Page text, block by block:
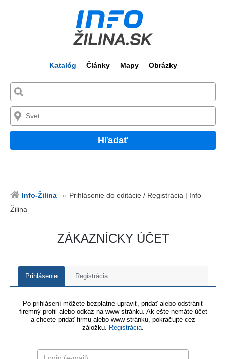
Katalóg Články Mapy Obrázky
Hľadať
Info-Žilina
Prihlásenie do editácie / Registrácia | Info-
Žilina
ZÁKAZNÍCKY ÚČET
Prihlásenie Registrácia
Po prihlásení môžete bezplatne upraviť, pridať alebo odstrániť
firemný profil alebo odkaz na www stránku. Ak ešte nemáte účet
a chcete pridať firmu alebo www stránku, pokračujte cez
záložku. Registrácia.